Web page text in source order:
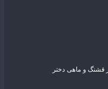
قشنگ و ماهی دختر